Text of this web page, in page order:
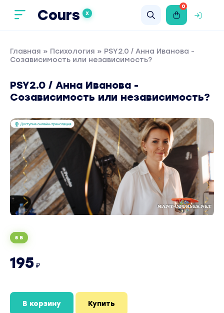
Cours X
0
Главная » Психология » PSY2.0 / Анна Иванова -
Созависимость или независимость?
PSY2.0 / Анна Иванова -
Созависимость или независимость?
5 Б
195 ₽
В корзину Купить